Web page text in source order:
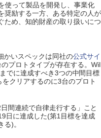
使って製品を開発し、事業化
奨励する一方、ある特定の人が
ため、知的財産の取り扱いにつ
いスペックは同社の公式サイ
プロトタイプが存在する。Wil
でに達成すべき3つの中間目標
クリアするのに3台のプロト
間連続で自律走行する」こと
日に達成した(第1目標を達成
る)。